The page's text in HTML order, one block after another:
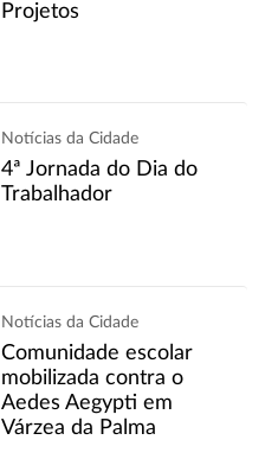
Projetos
Notícias da Cidade
4ª Jornada do Dia do
Trabalhador
Notícias da Cidade
Comunidade escolar
mobilizada contra o
Aedes Aegypti em
Várzea da Palma